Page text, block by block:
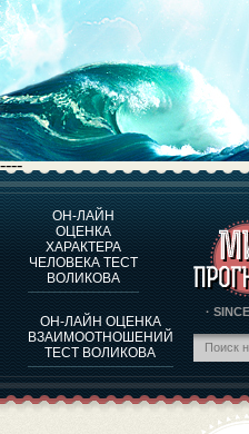
----
ОН-ЛАЙН
ОЦЕНКА
ХАРАКТЕРА
ЧЕЛОВЕКА ТЕСТ
ВОЛИКОВА
ОН-ЛАЙН ОЦЕНКА
ВЗАИМООТНОШЕНИЙ
ТЕСТ ВОЛИКОВА
·
О
ОЦЕНКА
ОЦЕНКА ХАРАКТЕРА
О
ТЕСТ НА
ПРОГНОЗЫ